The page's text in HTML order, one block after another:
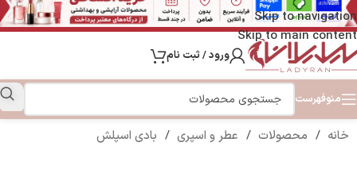
Skip to navigation
Skip to main content
ورود / ثبت نام
منوفهرست
خانه / محصولات / عطر و اسپری / بادی اسپلش